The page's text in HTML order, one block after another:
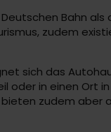
Bahn
zudem
sich das
oder in einen
zudem